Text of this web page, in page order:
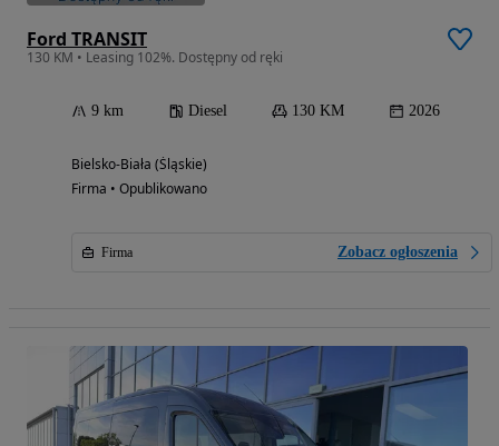
Ford TRANSIT
130 KM • Leasing 102%. Dostępny od ręki
9 km Diesel 130 KM 2026
Bielsko-Biała (Śląskie)
Firma • Opublikowano
Firma Zobacz ogłoszenia